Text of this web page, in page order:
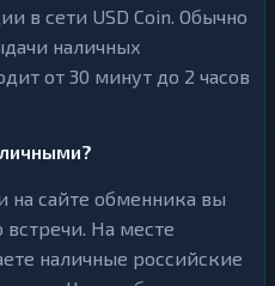
в сети USD Coin. Обычно
наличных
от 30 минут до 2 часов
на сайте обменника вы
встречи. На месте
наличные российские